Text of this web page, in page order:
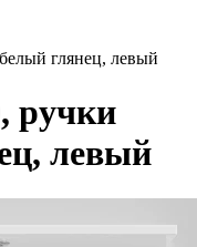
глянец, левый
ручки
левый